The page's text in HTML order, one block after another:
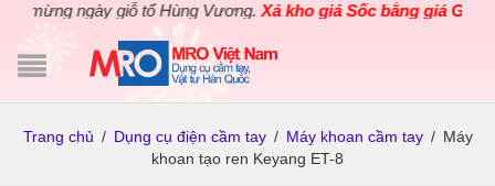
ngày giỗ tổ Hùng Vương.Xả kho giá Sốc bằng giá Gốccho
Trang chủ / Dụng cụ điện cầm tay / Máy khoan cầm tay / Máy
khoan tạo ren Keyang ET-8